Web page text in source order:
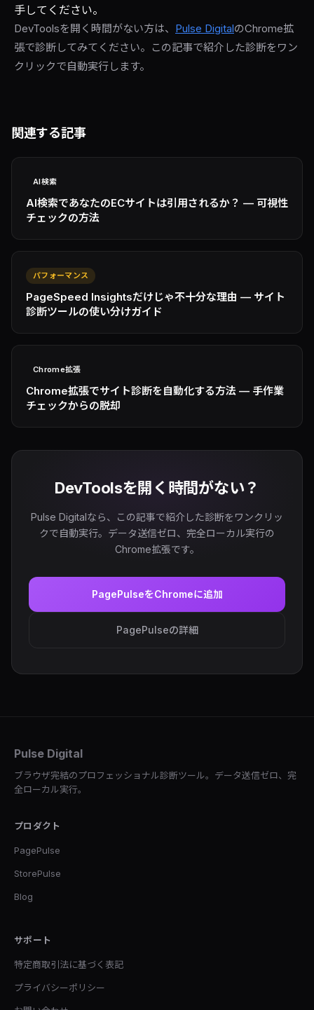
手してください。
DevToolsを開く時間がない方は、 Pulse DigitalのChrome拡
張で診断してみてください。この記事で紹介した診断をワン
クリックで自動実行します。
関連する記事
AI検索
AI検索であなたのECサイトは引用されるか？ — 可視性
チェックの方法
パフォーマンス
PageSpeed Insightsだけじゃ不十分な理由 — サイト
診断ツールの使い分けガイド
Chrome拡張
Chrome拡張でサイト診断を自動化する方法 — 手作業
チェックからの脱却
DevToolsを開く時間がない？
Pulse Digitalなら、この記事で紹介した診断をワンクリッ
クで自動実行。データ送信ゼロ、完全ローカル実行の
Chrome拡張です。
PagePulseをChromeに追加
PagePulseの詳細
Pulse Digital
ブラウザ完結のプロフェッショナル診断ツール。データ送信ゼロ、完
全ローカル実行。
プロダクト
PagePulse
StorePulse
Blog
サポート
特定商取引法に基づく表記
プライバシーポリシー